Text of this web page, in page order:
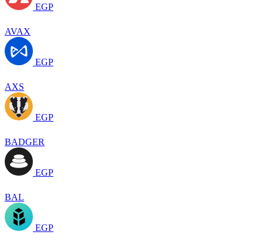
EGP
AVAX
EGP
AXS
EGP
BADGER
EGP
BAL
EGP